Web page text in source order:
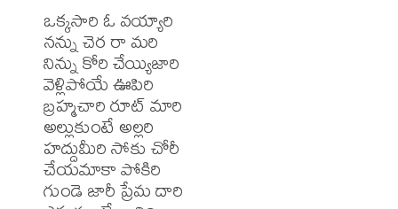
ఒక్కసారి ఓ వయ్యారి
నన్ను చెర రా మరి
నిన్ను కోరి చేయ్యిజారి
వెళ్లిపోయే ఊపిరి
బ్రహ్మచారి రూట్ మారి
అల్లుకుంటే అల్లరి
హద్దుమీరి సోకు చోరీ
చేయమాకా పోకిరి
గుండె జారీ ప్రేమ దారి